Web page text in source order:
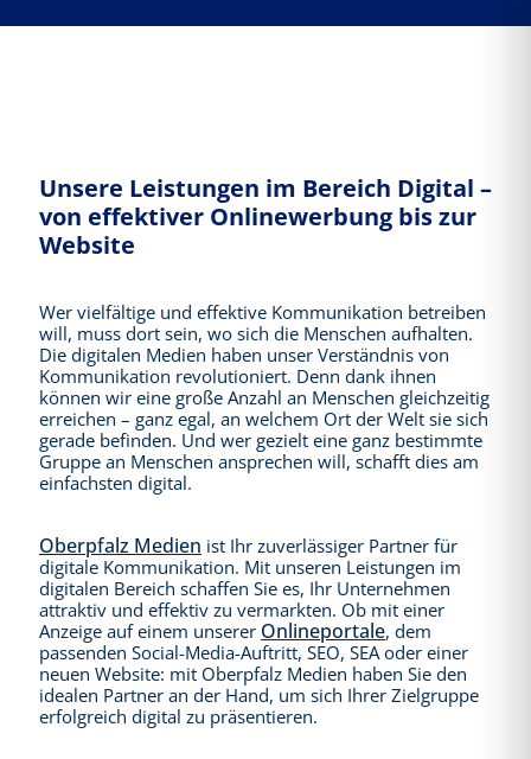
Unsere Leistungen im Bereich Digital –
von effektiver Onlinewerbung bis zur
Website
Wer vielfältige und effektive Kommunikation betreiben
will, muss dort sein, wo sich die Menschen aufhalten.
Die digitalen Medien haben unser Verständnis von
Kommunikation revolutioniert. Denn dank ihnen
können wir eine große Anzahl an Menschen gleichzeitig
erreichen – ganz egal, an welchem Ort der Welt sie sich
gerade befinden. Und wer gezielt eine ganz bestimmte
Gruppe an Menschen ansprechen will, schafft dies am
einfachsten digital.
Oberpfalz Medien ist Ihr zuverlässiger Partner für
digitale Kommunikation. Mit unseren Leistungen im
digitalen Bereich schaffen Sie es, Ihr Unternehmen
attraktiv und effektiv zu vermarkten. Ob mit einer
Anzeige auf einem unserer Onlineportale, dem
passenden Social-Media-Auftritt, SEO, SEA oder einer
neuen Website: mit Oberpfalz Medien haben Sie den
idealen Partner an der Hand, um sich Ihrer Zielgruppe
erfolgreich digital zu präsentieren.